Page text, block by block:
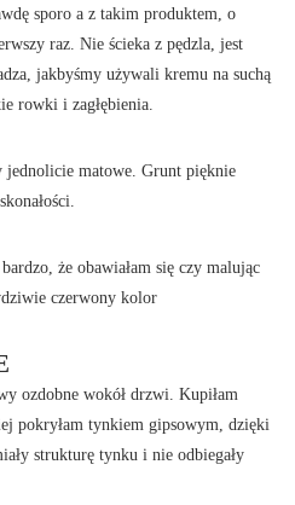
sporo a z takim produktem, o
raz. Nie ścieka z pędzla, jest
jakbyśmy używali kremu na suchą
rowki i zagłębienia.
jednolicie matowe. Grunt pięknie
że obawiałam się czy malując
czerwony kolor
ozdobne wokół drzwi. Kupiłam
pokryłam tynkiem gipsowym, dzięki
strukturę tynku i nie odbiegały